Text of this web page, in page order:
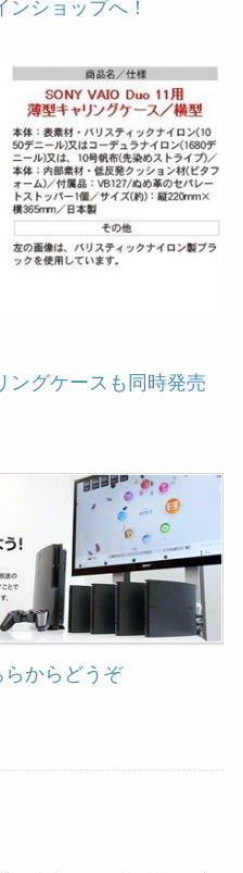
ショップへ！
ングケースも同時発売
からどうぞ